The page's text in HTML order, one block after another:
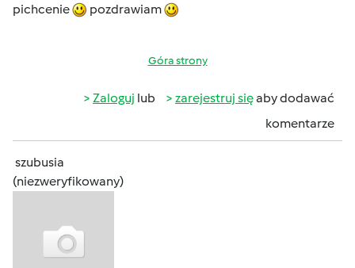
pichcenie
pozdrawiam
Góra strony
Zaloguj lub zarejestruj sięaby dodawać
komentarze
szubusia
(niezweryfikowany)